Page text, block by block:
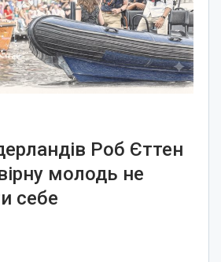
Роб Єттен
молодь не
себе